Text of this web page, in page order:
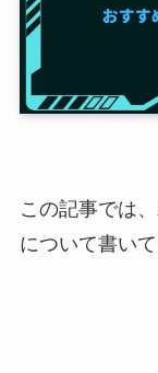
この記事では、
について書いて